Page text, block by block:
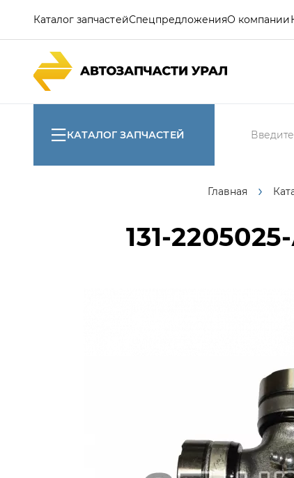
Каталог запчастейСпецпредложенияО компании
КАТАЛОГ ЗАПЧАСТЕЙ
Главная
131-